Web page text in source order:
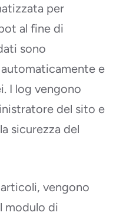
per
al fine di
sono
e
I log vengono
del sito e
sicurezza del
vengono
modulo di